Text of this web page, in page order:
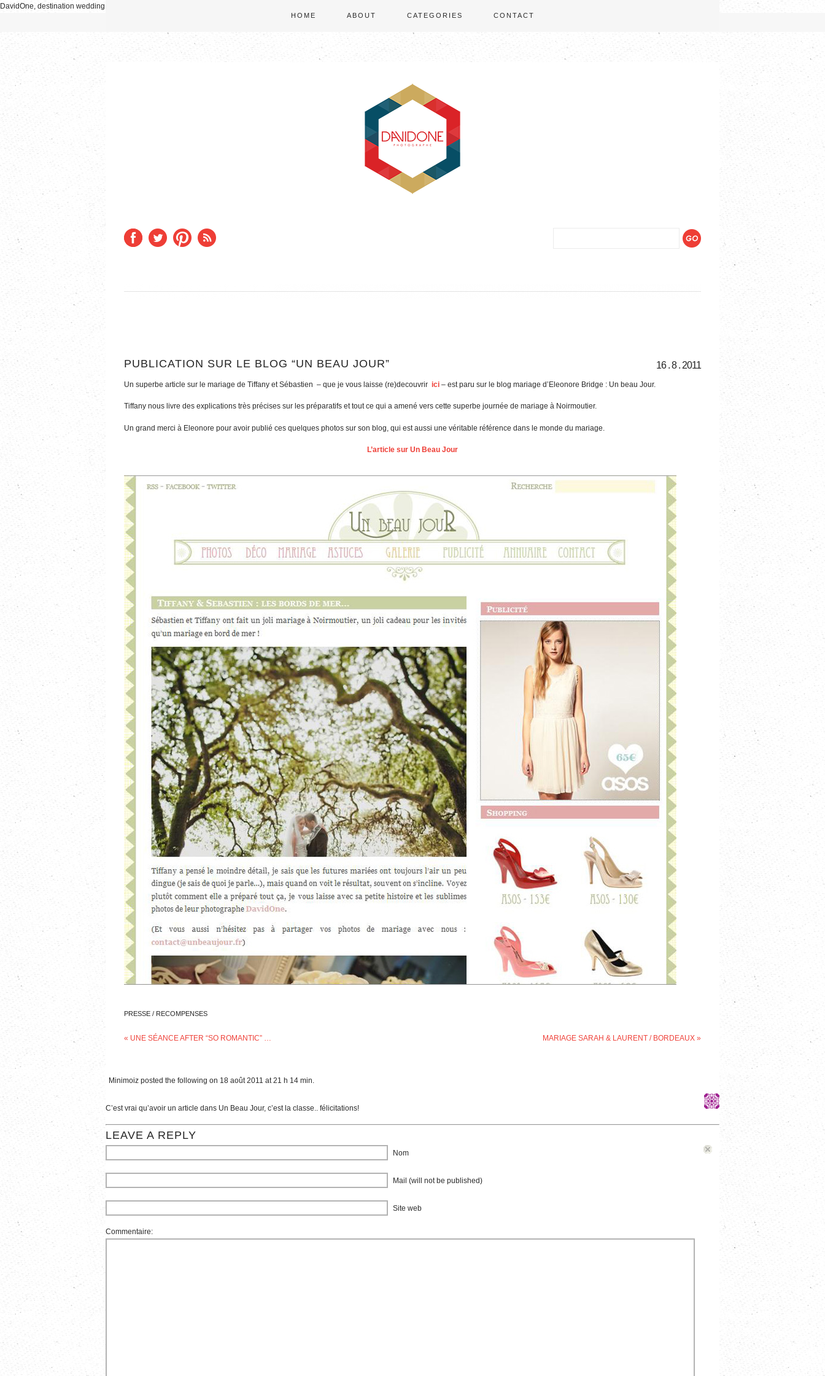
DavidOne, destination wedding photographer, photographe mariage
HOME ABOUT CATEGORIES CONTACT
16 . 8 . 2011
PUBLICATION SUR LE BLOG “UN BEAU JOUR”
Un superbe article sur le mariage de Tiffany et Sébastien – que je vous laisse (re)decouvrir ici – est paru sur le blog mariage d’Eleonore Bridge : Un beau Jour.
Tiffany nous livre des explications très précises sur les préparatifs et tout ce qui a amené vers cette superbe journée de mariage à Noirmoutier.
Un grand merci à Eleonore pour avoir publié ces quelques photos sur son blog, qui est aussi une véritable référence dans le monde du mariage.
L’article sur Un Beau Jour
PRESSE / RECOMPENSES
« UNE SÉANCE AFTER “SO ROMANTIC” … MARIAGE SARAH & LAURENT / BORDEAUX »
Minimoiz posted the following on 18 août 2011 at 21 h 14 min.
C’est vrai qu’avoir un article dans Un Beau Jour, c’est la classe.. félicitations!
LEAVE A REPLY
Nom
Mail (will not be published)
Site web
Commentaire: